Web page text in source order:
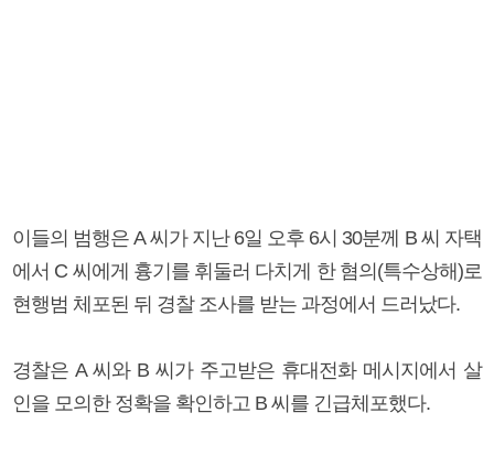
이들의 범행은 A 씨가 지난 6일 오후 6시 30분께 B 씨 자택
에서 C 씨에게 흉기를 휘둘러 다치게 한 혐의(특수상해)로
현행범 체포된 뒤 경찰 조사를 받는 과정에서 드러났다.
경찰은 A 씨와 B 씨가 주고받은 휴대전화 메시지에서 살
인을 모의한 정확을 확인하고 B 씨를 긴급체포했다.